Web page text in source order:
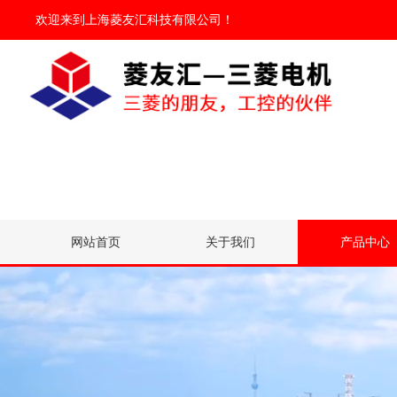
欢迎来到 上海菱友汇科技有限公司 ！
网站首页 关于我们 产品中心